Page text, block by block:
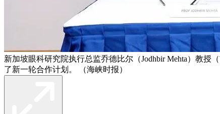
新加坡眼科研究院执行总监乔德比尔（Jodhbir Mehta）教授
了新一轮合作计划。 （海峡时报）